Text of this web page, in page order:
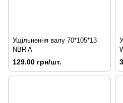
Ущільнення валу 70*105*13
NBR A
129.00 грн/шт.